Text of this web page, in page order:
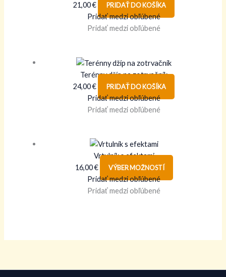
21,00€ PRIDAŤ DO KOŠÍKA
Pridať medzi obľúbené
Pridať medzi obľúbené
Terénny džíp na zotrvačník
24,00€ PRIDAŤ DO KOŠÍKA
Pridať medzi obľúbené
Pridať medzi obľúbené
Vrtulník s efektami
16,00€ VÝBER MOŽNOSTÍ
Pridať medzi obľúbené
Pridať medzi obľúbené